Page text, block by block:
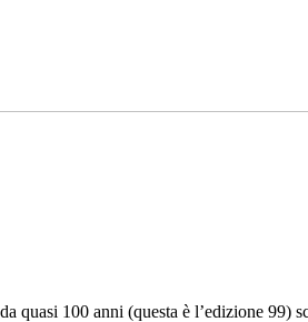
100 anni (questa è l’edizione 99)